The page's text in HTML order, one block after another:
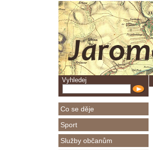
Vyhledej
Co se děje
Sport
Služby občanům